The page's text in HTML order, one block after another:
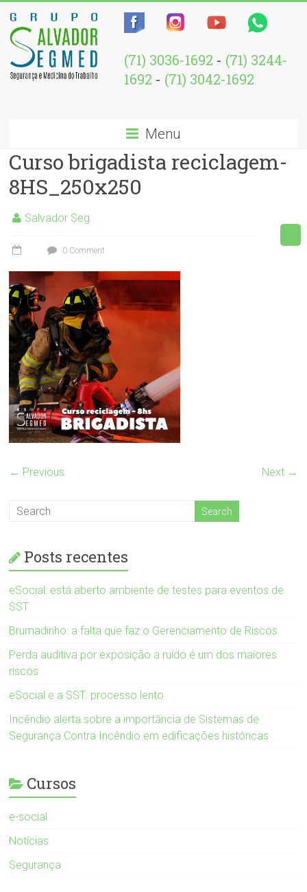
(71) 3036-1692 - (71) 3244-
1692 - (71) 3042-1692
Menu
Curso brigadista reciclagem-
8HS_250x250
Salvador Seg
0 Comment
← Previous Next →
Posts recentes
eSocial: está aberto ambiente de testes para eventos de
SST
Brumadinho: a falta que faz o Gerenciamento de Riscos
Perda auditiva por exposição a ruído é um dos maiores
riscos
eSocial e a SST: processo lento
Incêndio alerta sobre a importância de Sistemas de
Segurança Contra Incêndio em edificações históricas
Cursos
e-social
Notícias
Segurança